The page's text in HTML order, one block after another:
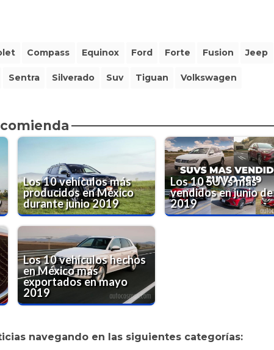
Compass Equinox Ford Forte Fusion Jeep
Sentra Silverado Suv Tiguan Volkswagen
Los 10 vehículos más
producidos en México
durante junio 2019
Los 10 SUVs más
vendidos en junio de
2019
Los 10 vehículos hechos
en México más
exportados en mayo
2019
navegando en las siguientes categorías: